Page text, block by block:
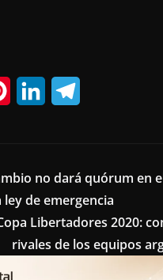
t
e
r
e
k
e
d
I
e
g
r
a
no dará quórum en
de emergencia
Libertadores 2020:
rivales de los equipos